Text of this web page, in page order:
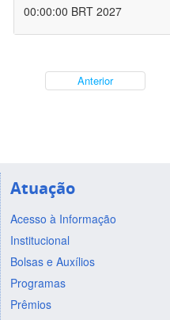
00:00:00 BRT 2027
Anterior
Atuação
Acesso à Informação
Institucional
Bolsas e Auxílios
Programas
Prêmios